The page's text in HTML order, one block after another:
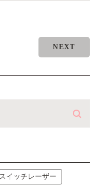
NEXT
イッチレーザー